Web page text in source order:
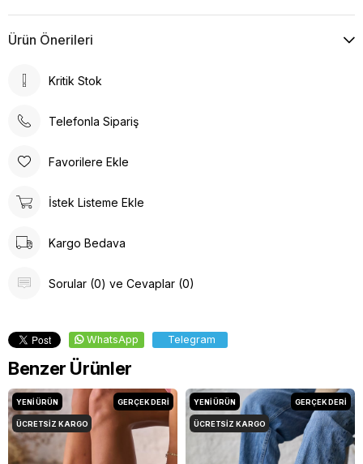
Ürün Önerileri
Kritik Stok
Telefonla Sipariş
Favorilere Ekle
İstek Listeme Ekle
Kargo Bedava
Sorular (0) ve Cevaplar (0)
WhatsApp Telegram
Benzer Ürünler
YENI ÜRÜN
ÜCRETSIZ KARGO
GERÇEK DERİ YENI ÜRÜN
ÜCRETSIZ KARGO
GERÇEK DERİ